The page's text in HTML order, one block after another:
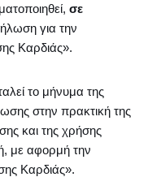
σε
για την
Καρδιάς».
το μήνυμα της
στην πρακτική της
και της χρήσης
με αφορμή την
Καρδιάς».